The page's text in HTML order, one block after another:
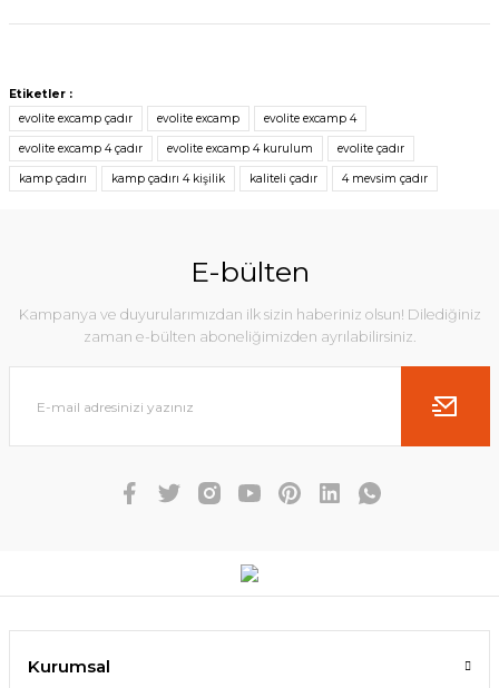
Etiketler :
evolite excamp çadır
evolite excamp evolite excamp 4
evolite excamp 4 çadır evolite excamp 4 kurulum evolite çadır
kamp çadırı kamp çadırı 4 kişilik kaliteli çadır 4 mevsim çadır
E-bülten
Kampanya ve duyurularımızdan ilk sizin haberiniz olsun! Dilediğiniz
zaman e-bülten aboneliğimizden ayrılabilirsiniz.
Kurumsal